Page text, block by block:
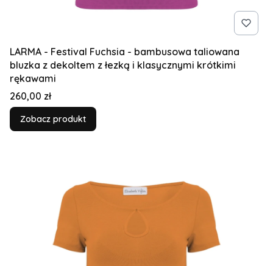
LARMA - Festival Fuchsia - bambusowa taliowana
bluzka z dekoltem z łezką i klasycznymi krótkimi
rękawami
Cena
260,00 zł
Zobacz produkt